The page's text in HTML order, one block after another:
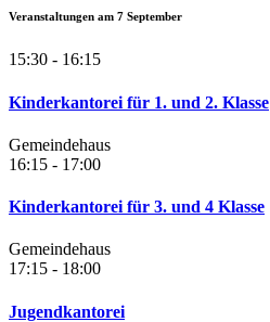
Veranstaltungen am 7 September
15:30 - 16:15
Kinderkantorei für 1. und 2. Klasse
Gemeindehaus
16:15 - 17:00
Kinderkantorei für 3. und 4 Klasse
Gemeindehaus
17:15 - 18:00
Jugendkantorei